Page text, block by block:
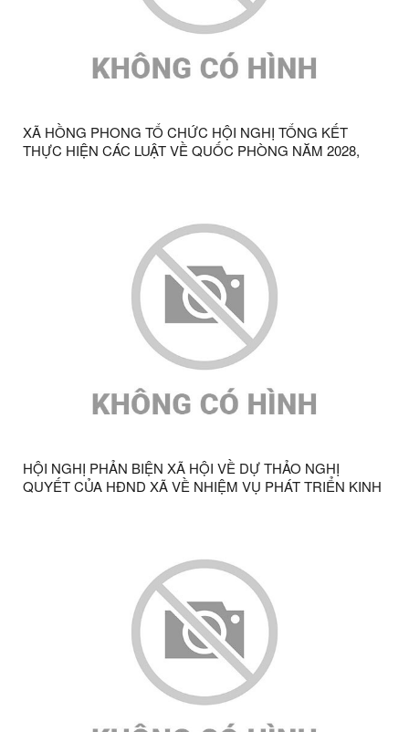
XÃ HỒNG PHONG TỔ CHỨC HỘI NGHỊ TỔNG KẾT
THỰC HIỆN CÁC LUẬT VỀ QUỐC PHÒNG NĂM 2028,
HỘI NGHỊ PHẢN BIỆN XÃ HỘI VỀ DỰ THẢO NGHỊ
QUYẾT CỦA HĐND XÃ VỀ NHIỆM VỤ PHÁT TRIỂN KINH